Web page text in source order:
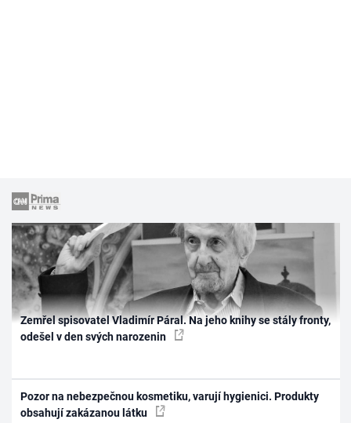
Zemřel spisovatel Vladimír Páral. Na jeho knihy se stály fronty,
odešel v den svých narozenin
Pozor na nebezpečnou kosmetiku, varují hygienici. Produkty
obsahují zakázanou látku